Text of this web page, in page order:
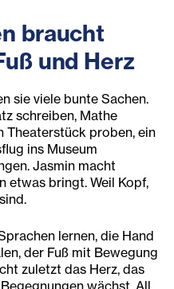
braucht
und Herz
sie viele bunte Sachen.
schreiben, Mathe
Theaterstück proben, ein
ins Museum
Jasmin macht
etwas bringt. Weil Kopf,
lernen, die Hand
der Fuß mit Bewegung
zuletzt das Herz, das